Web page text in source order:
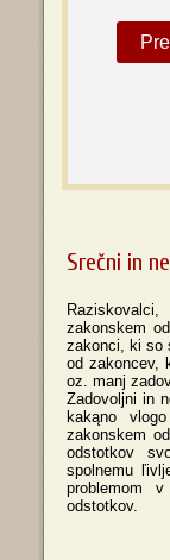
Srečni in
zakonskem
zakonci, ki so
od zakoncev,
oz. manj
Zadovoljni in
kakąno
zakonskem
odstotkov
spolnemu
problemom
odstotkov.